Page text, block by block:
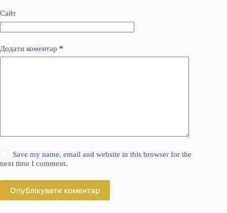
Сайт
Додати коментар *
Save my name, email and website in this browser for the
next time I comment.
Опублікувати коментар